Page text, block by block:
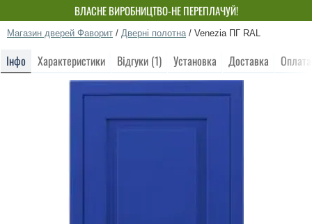
ВЛАСНЕ ВИРОБНИЦТВО-НЕ ПЕРЕПЛАЧУЙ!
Магазин дверей Фаворит / Дверні полотна / Venezia ПГ RAL
Інфо Характеристики Відгуки (1) Установка Доставка Оплата